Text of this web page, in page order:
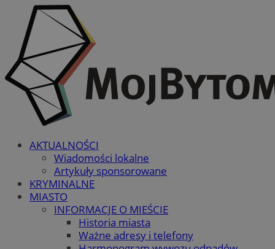
AKTUALNOŚCI
Wiadomości lokalne
Artykuły sponsorowane
KRYMINALNE
MIASTO
INFORMACJE O MIEŚCIE
Historia miasta
Ważne adresy i telefony